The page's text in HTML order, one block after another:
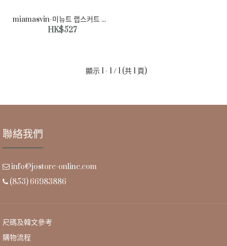
miamasvin-미뉴트 랩스커트 팬츠♡韓國女裝褲
HK$527
顯示 1 - 1 / 1 (共 1 頁)
聯絡我們
info@jostore-online.com
(853) 66983886
尺碼及韓文參考
購物流程